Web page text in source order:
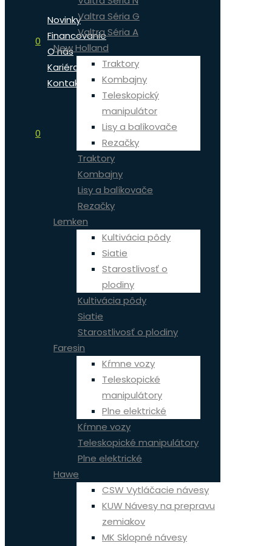
0
Novinky
Financovanie
O nás
Kariéra
Kontakt
0
Valtra Séria G
Valtra Séria A
New Holland
Traktory
Kombajny
Teleskopický
manipulátor
Lisy a balíkovače
Rezačky
Traktory
Kombajny
Lisy a balíkovače
Rezačky
Lemken
Kultivácia pôdy
Siatie
Starostlivosť o
plodiny
Kultivácia pôdy
Siatie
Starostlivosť o plodiny
Faresin
Kŕmne vozy
Teleskopické
manipulátory
Plne elektrické
Kŕmne vozy
Teleskopické manipulátory
Plne elektrické
Hawe
CSW Vytláčacie návesy
KUW Návesy na prepravu
zemiakov
MK Sklopné návesy